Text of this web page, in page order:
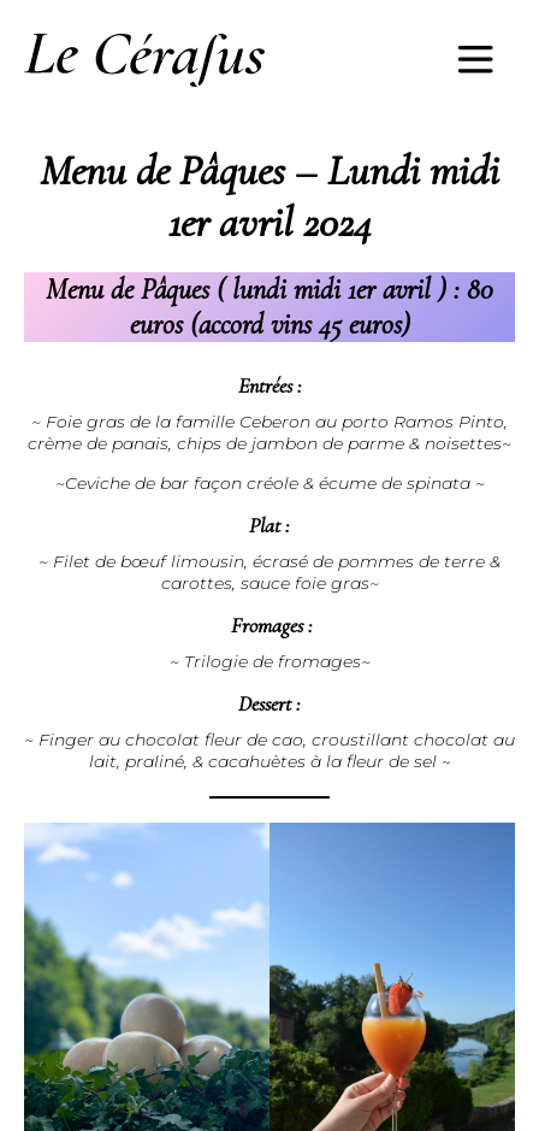
Menu de Pâques – Lundi midi
1er avril 2024
Menu de Pâques ( lundi midi 1er avril ) : 80
euros (accord vins 45 euros)
Entrées :
~ Foie gras de la famille Ceberon au porto Ramos Pinto,
crème de panais, chips de jambon de parme & noisettes~
~Ceviche de bar façon créole & écume de spinata ~
Plat :
~ Filet de bœuf limousin, écrasé de pommes de terre &
carottes, sauce foie gras~
Fromages :
~ Trilogie de fromages~
Dessert :
~ Finger au chocolat fleur de cao, croustillant chocolat au
lait, praliné, & cacahuètes à la fleur de sel~